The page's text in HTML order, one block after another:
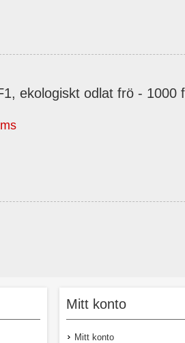
ekologiskt odlat frö - 1000
Mitt konto
Mitt konto